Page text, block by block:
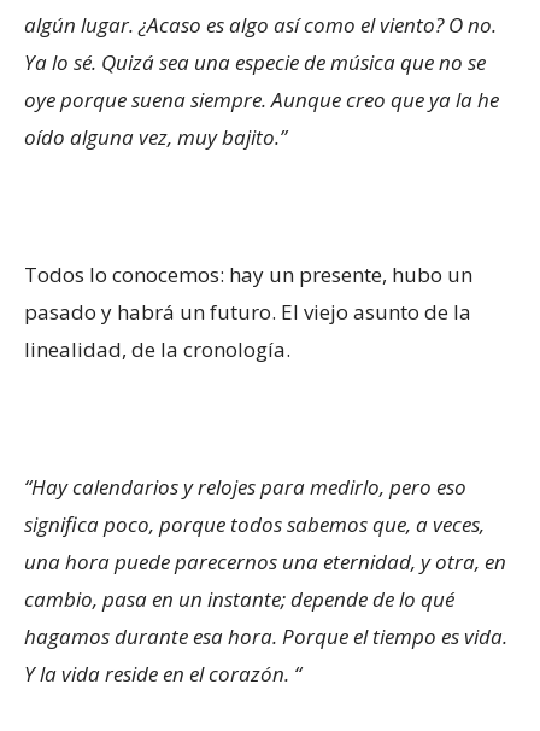
algún lugar. ¿Acaso es algo así como el viento? O no.
Ya lo sé. Quizá sea una especie de música que no se
oye porque suena siempre. Aunque creo que ya la he
oído alguna vez, muy bajito.”
Todos lo conocemos: hay un presente, hubo un
pasado y habrá un futuro. El viejo asunto de la
linealidad, de la cronología.
“Hay calendarios y relojes para medirlo, pero eso
significa poco, porque todos sabemos que, a veces,
una hora puede parecernos una eternidad, y otra, en
cambio, pasa en un instante; depende de lo qué
hagamos durante esa hora. Porque el tiempo es vida.
Y la vida reside en el corazón. “